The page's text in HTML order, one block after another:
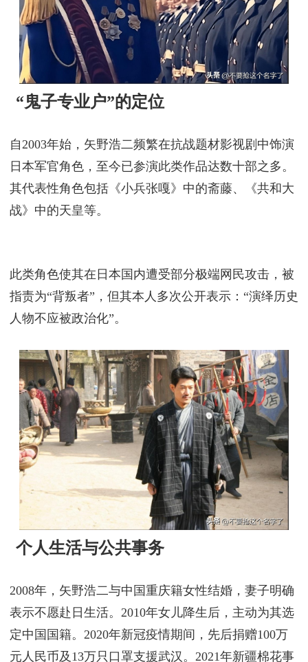
“鬼子专业户”的定位
自2003年始，矢野浩二频繁在抗战题材影视剧中饰演
日本军官角色，至今已参演此类作品达数十部之多。
其代表性角色包括《小兵张嘎》中的斋藤、《共和大
战》中的天皇等。
此类角色使其在日本国内遭受部分极端网民攻击，被
指责为“背叛者”，但其本人多次公开表示：“演绎历史
人物不应被政治化”。